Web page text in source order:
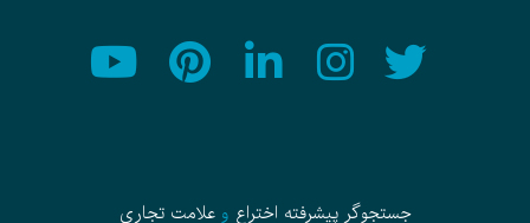
جستجوگر پیشرفته اختراع وعلامت تجاری